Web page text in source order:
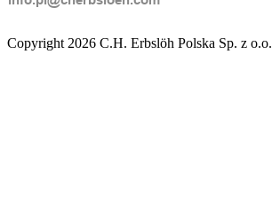
Copyright 2026 C.H. Erbslöh Polska Sp. z o.o.